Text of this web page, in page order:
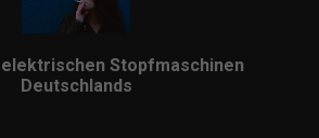
Stopfmaschinen
Deutschlands